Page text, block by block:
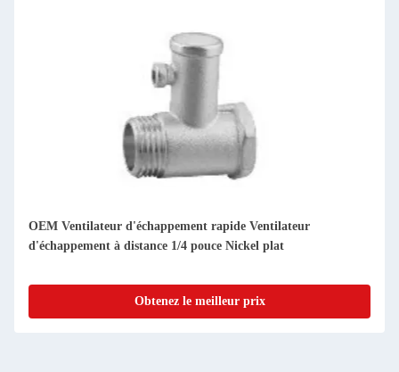
OEM Ventilateur d'échappement rapide Ventilateur
d'échappement à distance 1/4 pouce Nickel plat
Obtenez le meilleur prix